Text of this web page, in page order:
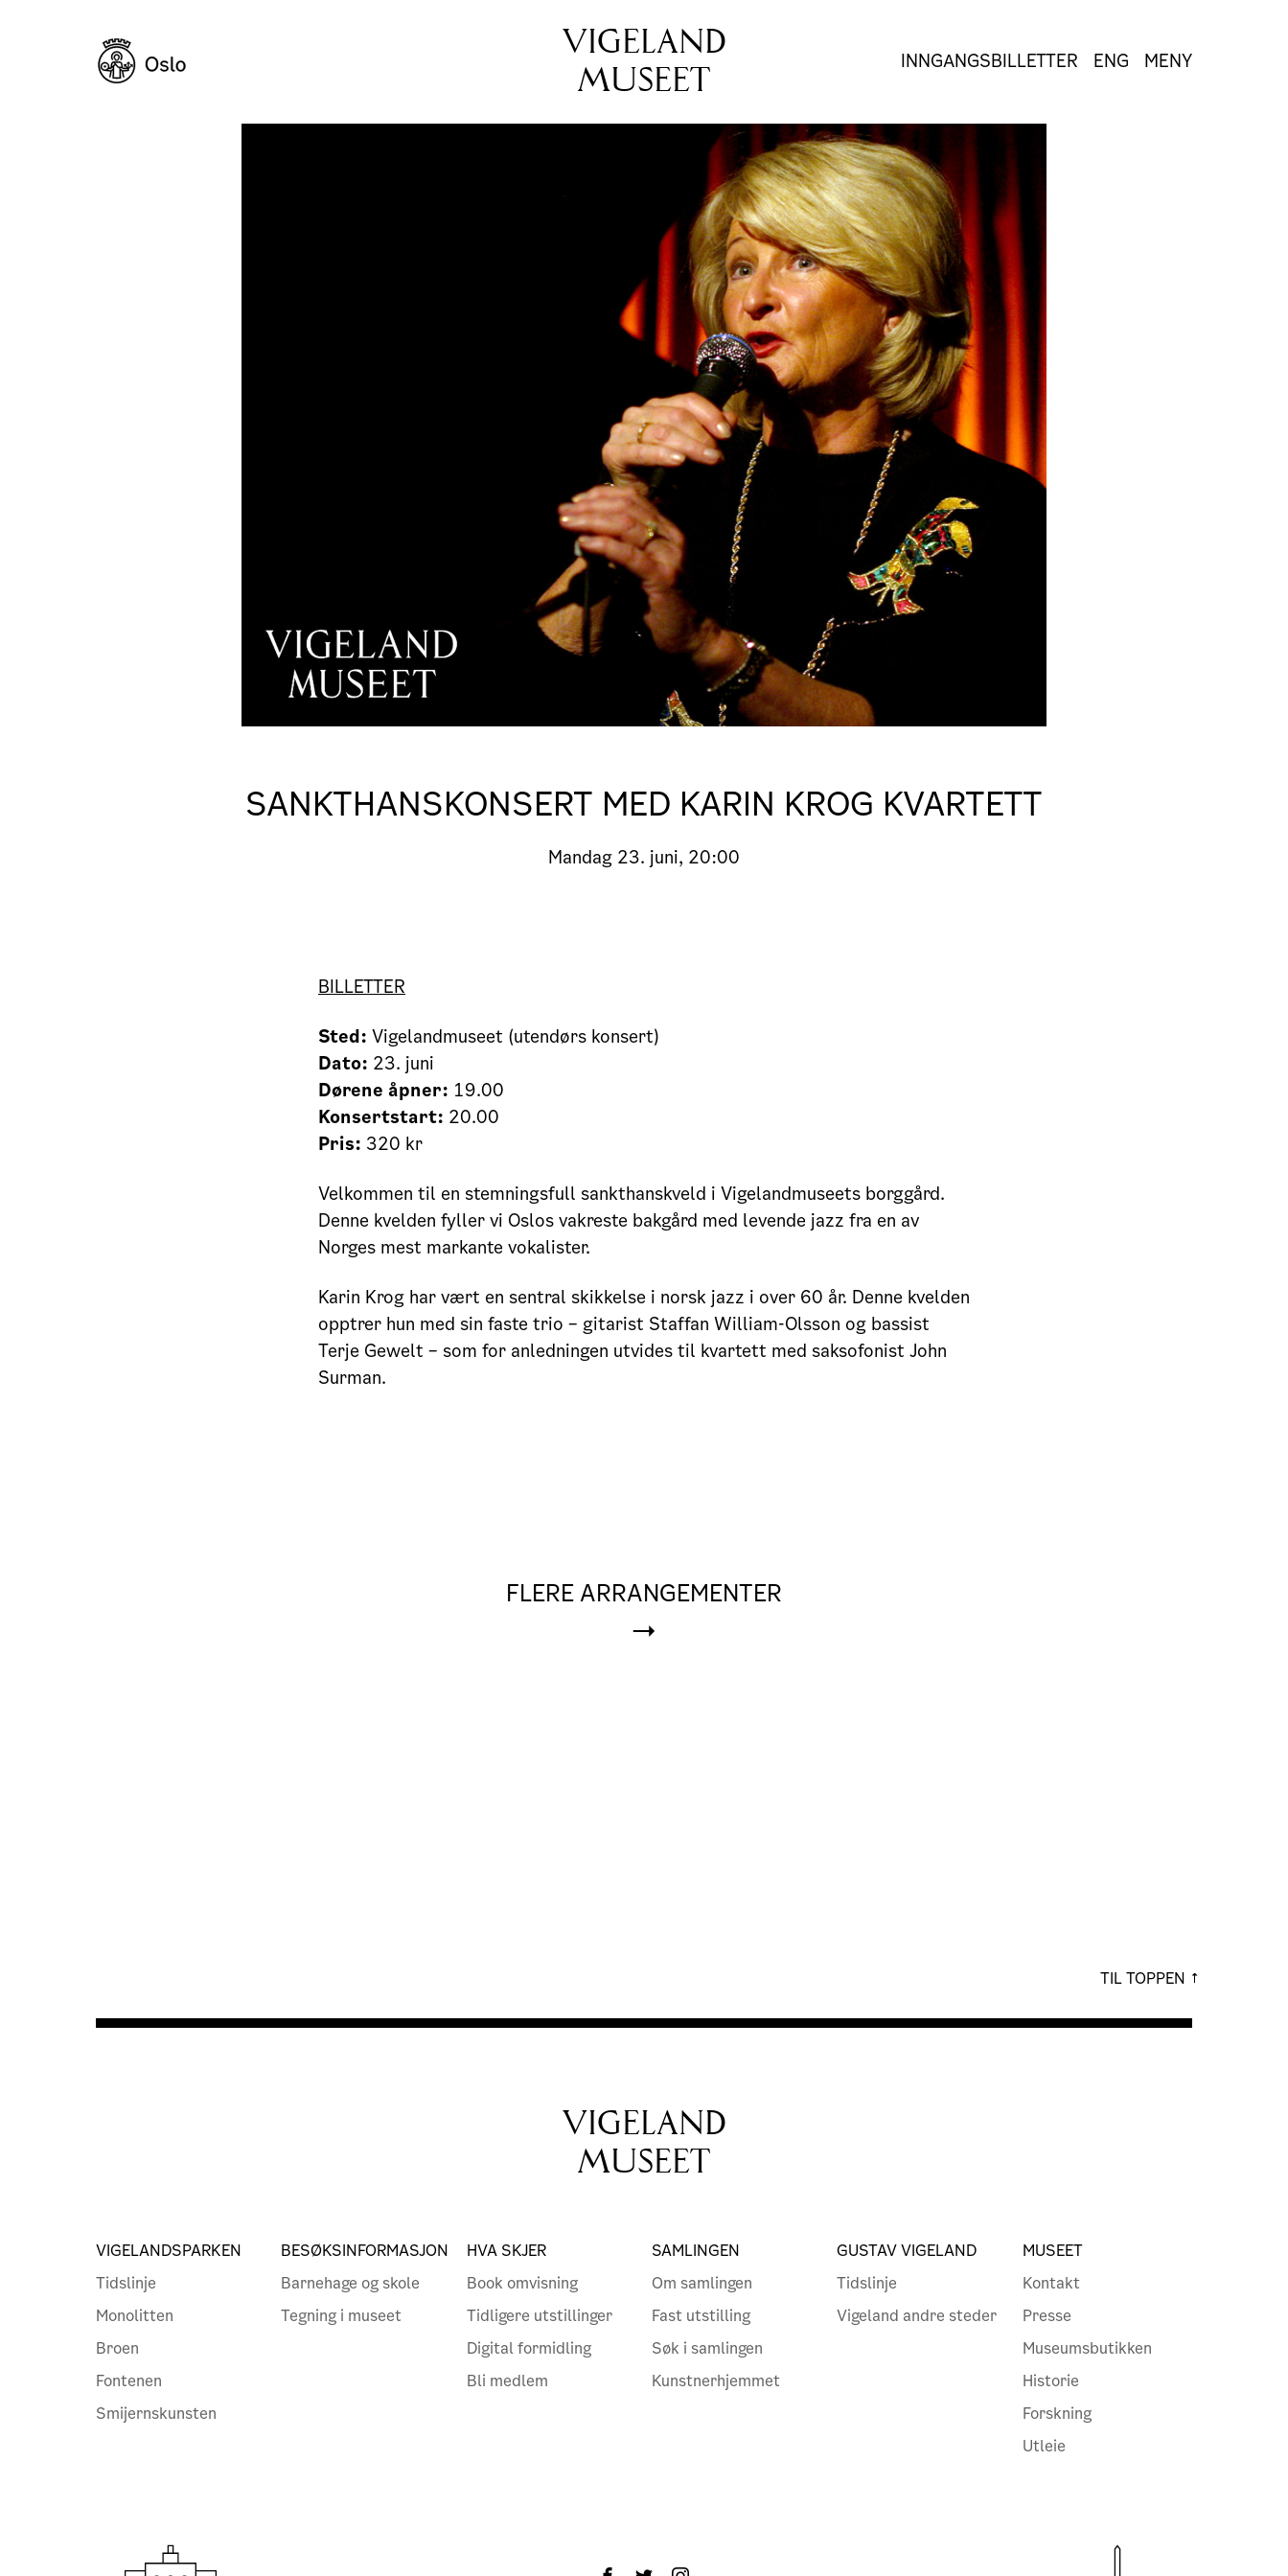
VIGELAND
MUSEET
INNGANGSBILLETTER ENG MENY
SANKTHANSKONSERT MED KARIN KROG KVARTETT
Mandag 23. juni, 20:00
BILLETTER
Sted: Vigelandmuseet (utendørs konsert)
Dato: 23. juni
Dørene åpner: 19.00
Konsertstart: 20.00
Pris: 320 kr
Velkommen til en stemningsfull sankthanskveld i Vigelandmuseets borggård.
Denne kvelden fyller vi Oslos vakreste bakgård med levende jazz fra en av
Norges mest markante vokalister.
Karin Krog har vært en sentral skikkelse i norsk jazz i over 60 år. Denne kvelden
opptrer hun med sin faste trio – gitarist Staffan William-Olsson og bassist
Terje Gewelt – som for anledningen utvides til kvartett med saksofonist John
Surman.
FLERE ARRANGEMENTER
TIL TOPPEN
VIGELAND
MUSEET
VIGELANDSPARKEN
Tidslinje
Monolitten
Broen
Fontenen
Smijernskunsten
BESØKSINFORMASJON
Barnehage og skole
Tegning i museet
HVA SKJER
Book omvisning
Tidligere utstillinger
Digital formidling
Bli medlem
SAMLINGEN
Om samlingen
Fast utstilling
Søk i samlingen
Kunstnerhjemmet
GUSTAV VIGELAND
Tidslinje
Vigeland andre steder
MUSEET
Kontakt
Presse
Museumsbutikken
Historie
Forskning
Utleie